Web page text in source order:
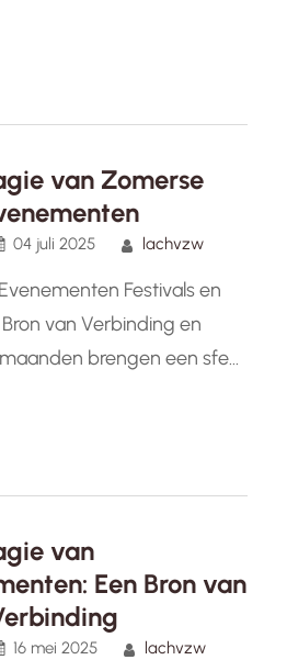
Van de
ademt een unieke charme
van Zomerse
04 juli 2025 lachvzw
Festivals en
van Verbinding en
brengen een sfeer
en evenementen. Of je nu
bruisende wereld van
van
Een Bron van
16 mei 2025 lachvzw